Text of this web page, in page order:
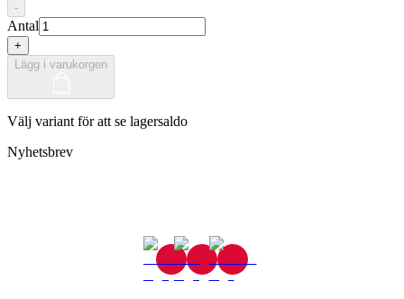
-
Antal
+
Lägg i varukorgen
Välj variant för att se lagersaldo
Nyhetsbrev